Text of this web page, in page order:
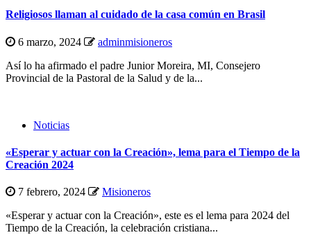
Religiosos llaman al cuidado de la casa común en Brasil
6 marzo, 2024
adminmisioneros
Así lo ha afirmado el padre Junior Moreira, MI, Consejero
Provincial de la Pastoral de la Salud y de la...
Noticias
«Esperar y actuar con la Creación», lema para el Tiempo de la
Creación 2024
7 febrero, 2024
Misioneros
«Esperar y actuar con la Creación», este es el lema para 2024 del
Tiempo de la Creación, la celebración cristiana...